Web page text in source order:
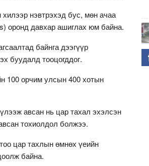
хилээр нэвтрэхэд бус, мөн ачаа
оронд давхар ашиглах юм байна.
байнга дээгүүр
буудалд тооцогддог.
100 орчим улсын 400 хотын
авсан нь цар тахал эхэлсэн
тохиолдол болжээ.
цар тахлын өмнөх үеийн
байна.